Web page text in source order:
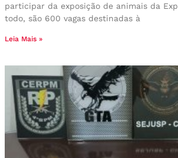
participar da exposição de animais da
todo, são 600 vagas destinadas à
Leia Mais »